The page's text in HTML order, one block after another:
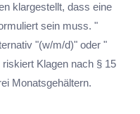
klargestellt, dass eine
sein muss. "
"(w/m/d)" oder "
Klagen nach § 15
Monatsgehältern.